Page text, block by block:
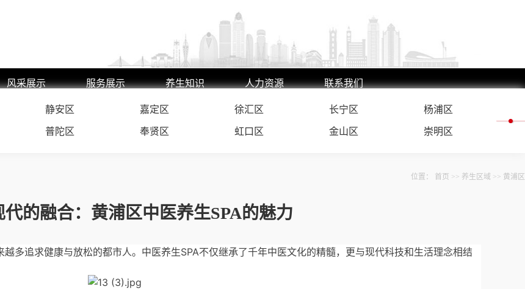
风采展示 服务展示 养生知识
养生动态
行业动态
人力资源
人才理念
人才招聘
联系我们
联系方式
在线留言
静安区 嘉定区 徐汇区 长宁区 杨浦区
普陀区 奉贤区 虹口区 金山区 崇明区
位置： 首页 >> 养生区域 >> 黄浦区
的融合：黄浦区中医养生SPA的魅力
多追求健康与放松的都市人。中医养生SPA不仅继承了千年中医文化的精髓，更与现代科技和生活理念相结